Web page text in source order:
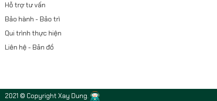
Hỗ trợ tư vấn
Bảo hành - Bảo trì
Qui trình thực hiện
Liên hệ - Bản đồ
2021 © Copyright Xay Dung.